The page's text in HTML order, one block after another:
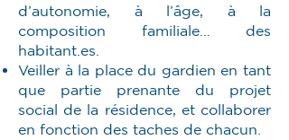
d’autonomie, à l’âge, à la
composition familiale… des
habitant.es.
Veiller à la place du gardien en tant
que partie prenante du projet
social de la résidence, et collaborer
en fonction des taches de chacun.